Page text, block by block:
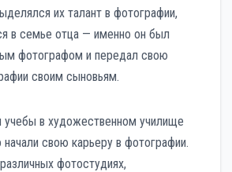
их талант в фотографии,
в семье отца — именно он был
фотографом и передал свою
своим сыновьям.
учебы в художественном училище
свою карьеру в фотографии.
фотостудиях,